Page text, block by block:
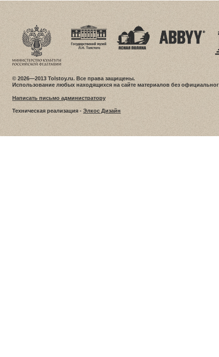
© 2026—2013 Tolstoy.ru. Все права защищены.
Использование любых находящихся на сайте материалов без
Написать письмо администратору
Техническая реализация - Элкос Дизайн